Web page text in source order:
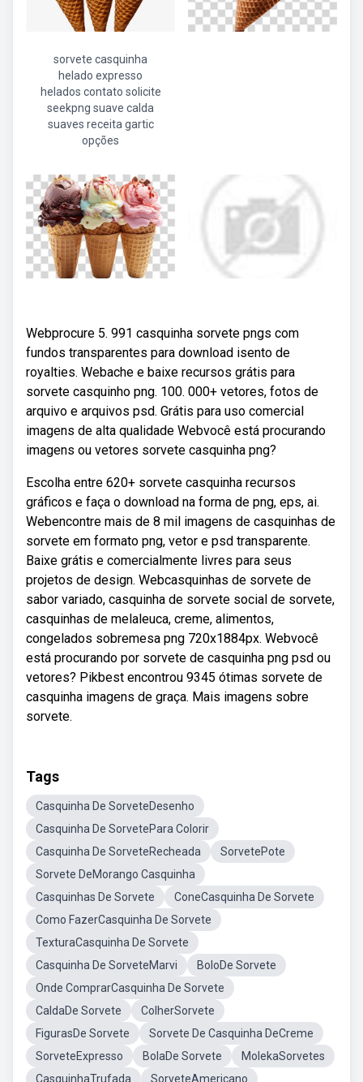
sorvete casquinha
helado expresso
helados contato solicite
seekpng suave calda
suaves receita gartic
opções
Webprocure 5. 991 casquinha sorvete pngs com
fundos transparentes para download isento de
royalties. Webache e baixe recursos grátis para
sorvete casquinho png. 100. 000+ vetores, fotos de
arquivo e arquivos psd. Grátis para uso comercial
imagens de alta qualidade Webvocê está procurando
imagens ou vetores sorvete casquinha png?
Escolha entre 620+ sorvete casquinha recursos
gráficos e faça o download na forma de png, eps, ai.
Webencontre mais de 8 mil imagens de casquinhas de
sorvete em formato png, vetor e psd transparente.
Baixe grátis e comercialmente livres para seus
projetos de design. Webcasquinhas de sorvete de
sabor variado, casquinha de sorvete social de sorvete,
casquinhas de melaleuca, creme, alimentos,
congelados sobremesa png 720x1884px. Webvocê
está procurando por sorvete de casquinha png psd ou
vetores? Pikbest encontrou 9345 ótimas sorvete de
casquinha imagens de graça. Mais imagens sobre
sorvete.
Tags
Casquinha De SorveteDesenho
Casquinha De SorvetePara Colorir
Casquinha De SorveteRecheada
SorvetePote
Sorvete DeMorango Casquinha
Casquinhas De Sorvete
ConeCasquinha De Sorvete
Como FazerCasquinha De Sorvete
TexturaCasquinha De Sorvete
Casquinha De SorveteMarvi
BoloDe Sorvete
Onde ComprarCasquinha De Sorvete
CaldaDe Sorvete
ColherSorvete
FigurasDe Sorvete
Sorvete De Casquinha DeCreme
SorveteExpresso
BolaDe Sorvete
MolekaSorvetes
CasquinhaTrufada
SorveteAmericano